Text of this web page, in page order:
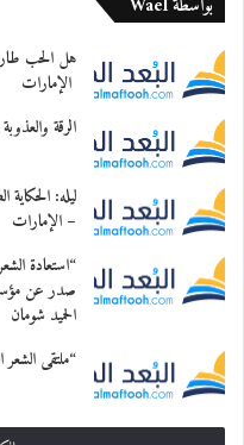
من العراق
ومحمد محبوبي من
محمد
الجبوري ، وكانت
الفضاءات ، ونالت
استحسان الحضور.
في ختام الأمسية كرم
البريكي
بواسطة Wael
هل الحب
الإمارات
الرقة
ليله:
– الإمارات
“استعادة
صدر عن
الحميد شومان
“ملتقى الشعر العربي”(5)